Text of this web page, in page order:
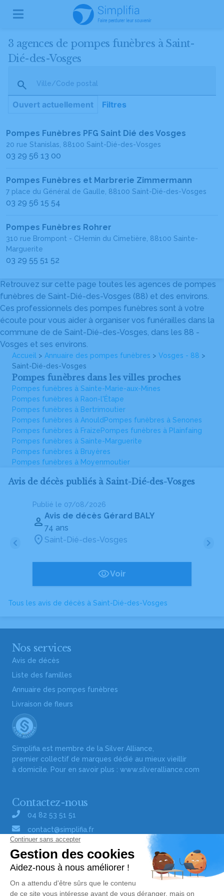
3 agences de pompes funèbres à Saint-
Dié-des-Vosges
Ville/Code postal
Ouvert actuellement Filtres
Pompes Funèbres PFG Saint Dié des Vosges
20 rue Stanislas, 88100 Saint-Dié-des-Vosges
03 29 56 13 00
Pompes Funèbres et Marbrerie Zimmermann
7 place du Général de Gaulle, 88100 Saint-Dié-des-Vosges
03 29 56 15 54
Pompes Funèbres Rohrer
310 rue Brompont - CHemin du Cimetière, 88100 Sainte-
Marguerite
03 29 55 51 52
Retrouvez sur cette page toutes les agences de pompes
funèbres de Saint-Dié-des-Vosges (88) et des environs.
Ces professionnels des pompes funèbres sont à votre
écoute pour vous aider à organiser vos funérailles dans la
commune de de Saint-Dié-des-Vosges, dans les 88 -
Vosges et ses environs.
Accueil > Annuaire des pompes funèbres > Vosges - 88 >
Saint-Dié-des-Vosges
Pompes funèbres dans les villes proches
Pompes funèbres à Sainte-Marie-aux-Mines
Pompes funèbres à Raon-l'Étape
Pompes funèbres à Bertrimoutier
Pompes funèbres à Anould Pompes funèbres à Senones
Pompes funèbres à FraizePompes funèbres à Plainfaing
Pompes funèbres à Sainte-Marguerite
Pompes funèbres à Bruyères
Pompes funèbres à Moyenmoutier
Avis de décès publiés à Saint-Dié-des-Vosges
Publié le 07/08/2026
Avis de décès Gérard BALY
74 ans
Saint-Dié-des-Vosges
Voir
Tous les avis de décès à Saint-Dié-des-Vosges
Nos services
Avis de décès
Liste des familles
Annuaire des pompes funèbres
Livraison de fleurs
Simplifia est membre de la Silver Alliance,
premier collectif de marques dédié au mieux vieillir
à domicile. Pour en savoir plus : www.silveralliance.com
Contactez-nous
04 82 53 51 51
contact@simplifia.fr
Réseaux sociaux